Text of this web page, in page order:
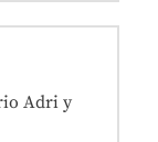
Adri y